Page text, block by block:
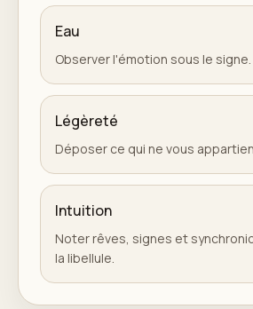
Eau
Observer l'émotion sous le signe.
Légèreté
Déposer ce qui ne vous
Intuition
Noter rêves, signes et
la libellule.